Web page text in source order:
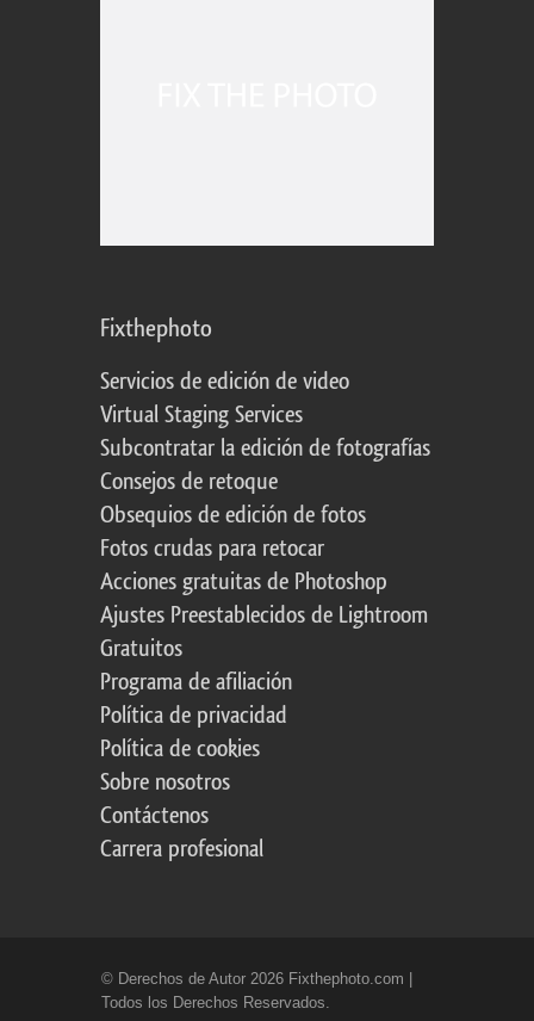
Fixthephoto
Servicios de edición de video
Virtual Staging Services
Subcontratar la edición de fotografías
Consejos de retoque
Obsequios de edición de fotos
Fotos crudas para retocar
Acciones gratuitas de Photoshop
Ajustes Preestablecidos de Lightroom
Gratuitos
Programa de afiliación
Política de privacidad
Política de cookies
Sobre nosotros
Contáctenos
Carrera profesional
© Derechos de Autor 2026 Fixthephoto.com |
Todos los Derechos Reservados.